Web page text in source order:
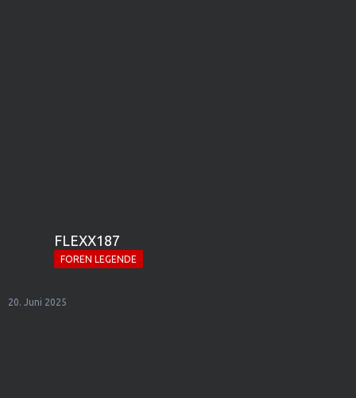
FLEXX187
FOREN LEGENDE
20. Juni 2025